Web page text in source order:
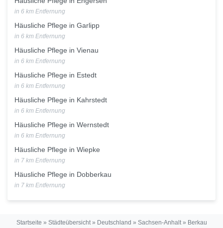
in 6 km Entfernung
Häusliche Pflege in Garlipp
in 6 km Entfernung
Häusliche Pflege in Vienau
in 6 km Entfernung
Häusliche Pflege in Estedt
in 6 km Entfernung
Häusliche Pflege in Kahrstedt
in 6 km Entfernung
Häusliche Pflege in Wernstedt
in 6 km Entfernung
Häusliche Pflege in Wiepke
in 7 km Entfernung
Häusliche Pflege in Dobberkau
in 7 km Entfernung
Startseite » Städteübersicht» Deutschland » Sachsen-Anhalt» Berkau